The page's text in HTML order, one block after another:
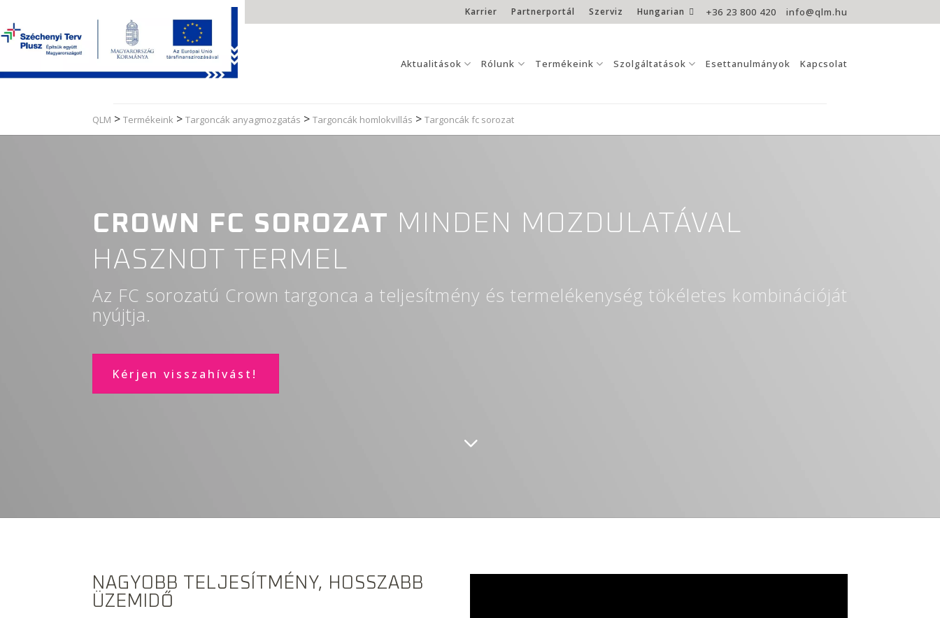
to
content
Karrier Partnerportál Szerviz Hungarian +36 23 800 420 info@qlm.hu
Aktualitások Rólunk Termékeink Szolgáltatások Esettanulmányok Kapcsolat
QLM > Termékeink > Targoncák anyagmozgatás > Targoncák homlokvillás > Targoncák fc sorozat
CROWN FC SOROZAT MINDEN MOZDULATÁVAL
HASZNOT TERMEL
Az FC sorozatú Crown targonca a teljesítmény és termelékenység tökéletes kombinációját
nyújtja.
Kérjen visszahívást!
NAGYOBB TELJESÍTMÉNY, HOSSZABB
ÜZEMIDŐ